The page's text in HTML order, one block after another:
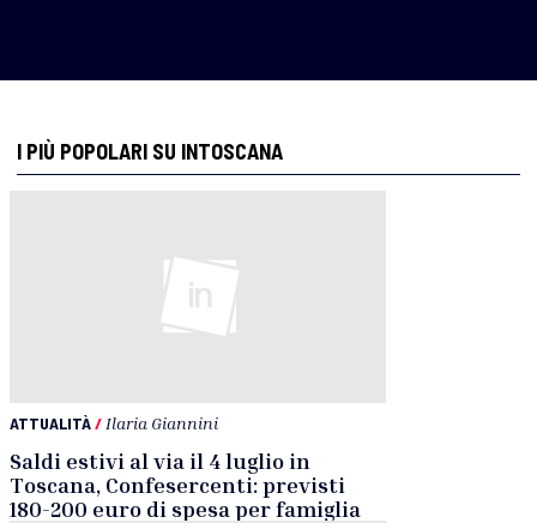
I PIÙ POPOLARI SU INTOSCANA
ATTUALITÀ/ Ilaria Giannini
Saldi estivi al via il 4 luglio in
Toscana, Confesercenti: previsti
180-200 euro di spesa per famiglia